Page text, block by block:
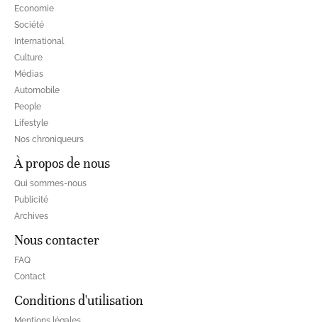
Economie
Société
International
Culture
Médias
Automobile
People
Lifestyle
Nos chroniqueurs
À propos de nous
Qui sommes-nous
Publicité
Archives
Nous contacter
FAQ
Contact
Conditions d'utilisation